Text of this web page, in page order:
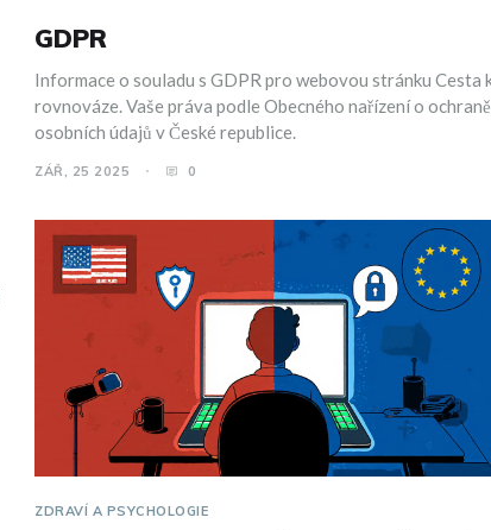
GDPR
Informace o souladu s GDPR pro webovou stránku Cesta
rovnováze. Vaše práva podle Obecného nařízení o ochraně
osobních údajů v České republice.
ZÁŘ, 25 2025 0
ZDRAVÍ A PSYCHOLOGIE